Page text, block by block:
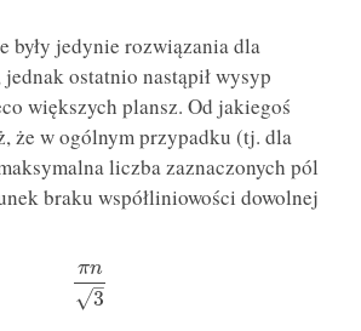
były jedynie rozwiązania dla
ostatnio nastąpił wysyp
większych plansz. Od jakiegoś
że w ogólnym przypadku (tj. dla
liczba zaznaczonych pól
braku współliniowości dowolnej
πn
3
–
√